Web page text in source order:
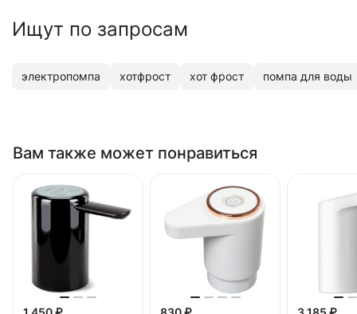
Ищут по запросам
электропомпа хотфрост хот фрост помпа для воды
Вам также может понравиться